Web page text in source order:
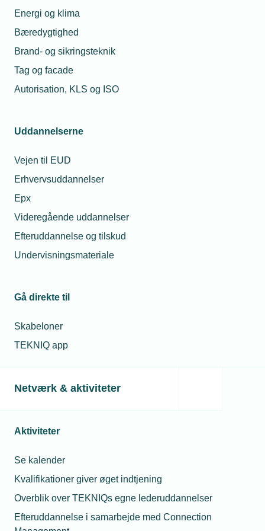
Energi og klima
Bæredygtighed
Brand- og sikringsteknik
Tag og facade
Autorisation, KLS og ISO
Uddannelserne
Vejen til EUD
Erhvervsuddannelser
Epx
Videregående uddannelser
Efteruddannelse og tilskud
Undervisningsmateriale
Gå direkte til
Skabeloner
TEKNIQ app
Netværk & aktiviteter
Aktiviteter
Se kalender
Kvalifikationer giver øget indtjening
Overblik over TEKNIQs egne lederuddannelser
Efteruddannelse i samarbejde med Connection
19,4 procent søger nu ind på erhvervsskolerne efter
folkeskolen – heraf vælger hele 51 procent en teknisk
erhvervsuddannelse. Det viser tal fra
udviklingen velkommen – selvom der stadig er lang vej til
at få dækket det fremtidige behov for faglærte.
branchen
byggebranchen.